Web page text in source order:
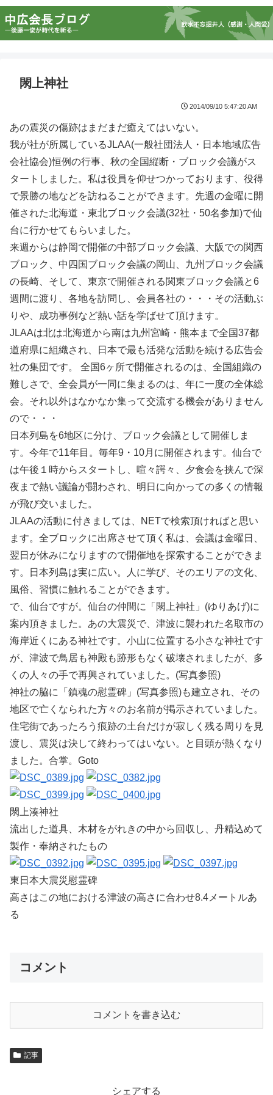
閖上神社
2014/09/10 5:47:20 AM
あの震災の傷跡はまだまだ癒えてはいない。
我が社が所属しているJLAA(一般社団法人・日本地域広告
会社協会)恒例の行事、秋の全国縦断・ブロック会議がス
タートしました。私は役員を仰せつかっております、役得
で景勝の地などを訪ねることができます。先週の金曜に開
催された北海道・東北ブロック会議(32社・50名参加)で仙
台に行かせてもらいました。
来週からは静岡で開催の中部ブロック会議、大阪での関西
ブロック、中四国ブロック会議の岡山、九州ブロック会議
の長崎、そして、東京で開催される関東ブロック会議と6
週間に渡り、各地を訪問し、会員各社の・・・その活動ぶ
りや、成功事例など熱い話を学ばせて頂けます。
JLAAは北は北海道から南は九州宮崎・熊本まで全国37都
道府県に組織され、日本で最も活発な活動を続ける広告会
社の集団です。 全国6ヶ所で開催されるのは、全国組織の
難しさで、全会員が一同に集まるのは、年に一度の全体総
会。それ以外はなかなか集って交流する機会がありません
ので・・・
日本列島を6地区に分け、ブロック会議として開催しま
す。今年で11年目。毎年9・10月に開催されます。仙台で
は午後１時からスタートし、喧々諤々、夕食会を挟んで深
夜まで熱い議論が闘わされ、明日に向かっての多くの情報
が飛び交いました。
JLAAの活動に付きましては、NETで検索頂ければと思い
ます。全ブロックに出席させて頂く私は、会議は金曜日、
翌日が休みになりますので開催地を探索することができま
す。日本列島は実に広い。人に学び、そのエリアの文化、
風俗、習慣に触れることができます。
で、仙台ですが。仙台の仲間に「閖上神社」(ゆりあげ)に
案内頂きました。あの大震災で、津波に襲われた名取市の
海岸近くにある神社です。小山に位置する小さな神社です
が、津波で鳥居も神殿も跡形もなく破壊されましたが、多
くの人々の手で再興されていました。(写真参照)
神社の脇に「鎮魂の慰霊碑」(写真参照)も建立され、その
地区で亡くなられた方々のお名前が掲示されていました。
住宅街であったろう痕跡の土台だけが寂しく残る周りを見
渡し、震災は決して終わってはいない。と目頭が熱くなり
ました。合掌。Goto
閖上湊神社
流出した道具、木材をがれきの中から回収し、丹精込めて
製作・奉納されたもの
東日本大震災慰霊碑
高さはこの地における津波の高さに合わせ8.4メートルあ
る
コメント
コメントを書き込む
記事
シェアする